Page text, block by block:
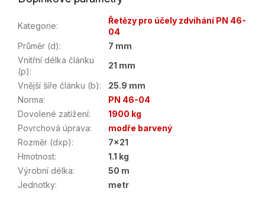
Kategorie:
Řetězy pro účely zdvihání PN 46-
04
Průměr (d):
7 mm
Vnitřní délka článku
(p):
21 mm
Vnější šíře článku (b):
25.9 mm
Norma:
PN 46-04
Dovolené zatížení:
1900 kg
Povrchová úprava:
modře barvený
Rozměr (dxp):
7x21
Hmotnost:
1.1 kg
Výrobní délka:
50 m
Jednotky: metr